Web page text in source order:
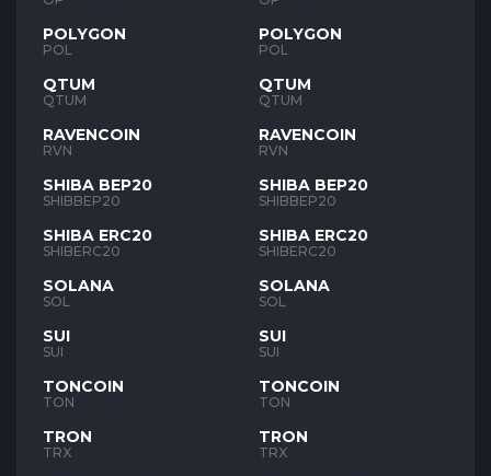
POLYGON
POL
QTUM
QTUM
RAVENCOIN
RVN
SHIBA BEP20
SHIBBEP20
SHIBA ERC20
SHIBERC20
SOLANA
SOL
SUI
SUI
TONCOIN
TON
TRON
TRX
POLYGON
POL
QTUM
QTUM
RAVENCOIN
RVN
SHIBA BEP20
SHIBBEP20
SHIBA ERC20
SHIBERC20
SOLANA
SOL
SUI
SUI
TONCOIN
TON
TRON
TRX